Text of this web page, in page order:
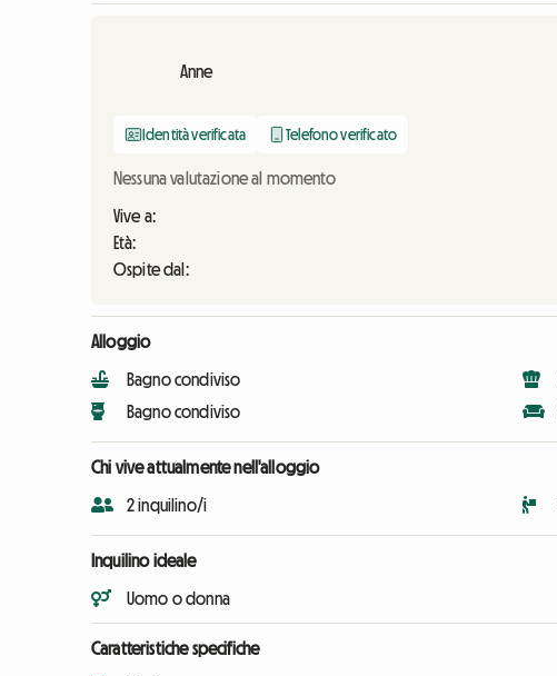
Anne
Identità verificata Telefono verificato
Nessuna valutazione al momento
Vive a:
Età:
Ospite dal:
Alloggio
Bagno condiviso
Bagno condiviso
Chi vive attualmente nell'alloggio
2 inquilino/i
Inquilino ideale
Uomo o donna
Caratteristiche specifiche